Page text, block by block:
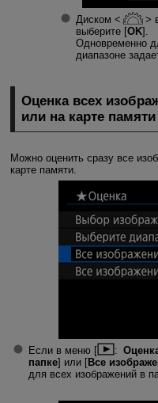
Диском
выберите [OK].
Одновременно
диапазоне
Оценка всех
или на карте памяти
Можно оценить сразу все
карте памяти.
Если в меню [ :
папке] или [Все
для всех изображений в